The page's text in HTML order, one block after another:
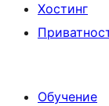
Хостинг
Обучение